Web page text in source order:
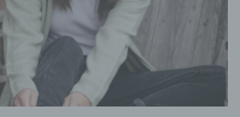
ist jede von der betroffenen Person
bestimmten Fall in informierter
abgegebene
in Form einer Erklärung oder
eindeutigen bestätigenden
der die betroffene Person zu
dass sie mit der Verarbeitung
personenbezogenen Daten